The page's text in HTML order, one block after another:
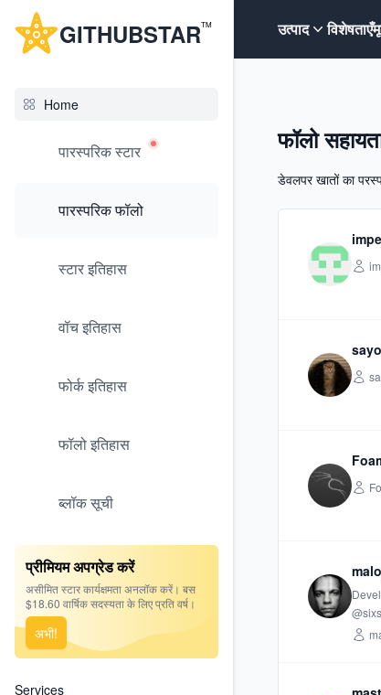
GITHUBSTARTM
Home
पारस्परिक स्टार
पारस्परिक फॉलो
स्टार इतिहास
वॉच इतिहास
फोर्क इतिहास
फॉलो इतिहास
ब्लॉक सूची
प्रीमियम अपग्रेड करें
असीमित स्टार कार्यक्षमता अनलॉक करें। बस
$18.60 वार्षिक सदस्यता के लिए प्रति वर्ष।
अभी!
Services
उत्पाद विशेषताएँ
फॉलो
डेवलपर खातों का